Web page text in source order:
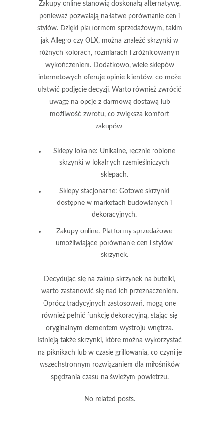
Zakupy online stanowią doskonałą alternatywę,
ponieważ pozwalają na łatwe porównanie cen i
stylów. Dzięki platformom sprzedażowym, takim
jak Allegro czy OLX, można znaleźć skrzynki w
różnych kolorach, rozmiarach i zróżnicowanym
wykończeniem. Dodatkowo, wiele sklepów
internetowych oferuje opinie klientów, co może
ułatwić podjęcie decyzji. Warto również zwrócić
uwagę na opcje z darmową dostawą lub
możliwość zwrotu, co zwiększa komfort
zakupów.
Sklepy lokalne: Unikalne, ręcznie robione
skrzynki w lokalnych rzemieślniczych
sklepach.
Sklepy stacjonarne: Gotowe skrzynki
dostępne w marketach budowlanych i
dekoracyjnych.
Zakupy online: Platformy sprzedażowe
umożliwiające porównanie cen i stylów
skrzynek.
Decydując się na zakup skrzynek na butelki,
warto zastanowić się nad ich przeznaczeniem.
Oprócz tradycyjnych zastosowań, mogą one
również pełnić funkcję dekoracyjną, stając się
oryginalnym elementem wystroju wnętrza.
Istnieją także skrzynki, które można wykorzystać
na piknikach lub w czasie grillowania, co czyni je
wszechstronnym rozwiązaniem dla miłośników
spędzania czasu na świeżym powietrzu.
No related posts.